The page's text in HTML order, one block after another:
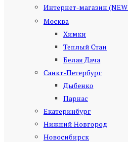
Интернет-магазин (NEW
Москва
Химки
Теплый Стан
Белая Дача
Санкт-Петербург
Дыбенко
Парнас
Екатеринбург
Нижний Новгород
Новосибирск